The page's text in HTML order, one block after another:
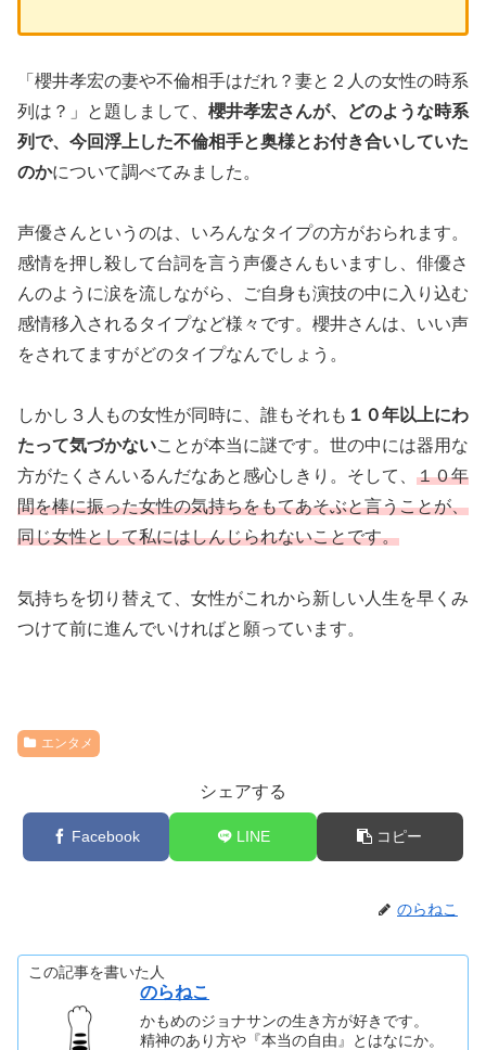
「櫻井孝宏の妻や不倫相手はだれ？妻と２人の女性の時系
列は？」と題しまして、 櫻井孝宏さんが、どのような時系
列で、今回浮上した不倫相手と奥様とお付き合いしていた
のかについて調べてみました。
声優さんというのは、いろんなタイプの方がおられます。
感情を押し殺して台詞を言う声優さんもいますし、俳優さ
んのように涙を流しながら、ご自身も演技の中に入り込む
感情移入されるタイプなど様々です。櫻井さんは、いい声
をされてますがどのタイプなんでしょう。
しかし３人もの女性が同時に、誰もそれも １０年以上にわ
たって気づかないことが本当に謎です。世の中には器用な
方がたくさんいるんだなあと感心しきり。そして、 １０年
間を棒に振った女性の気持ちをもてあそぶと言うことが、
同じ女性として私にはしんじられないことです。
気持ちを切り替えて、女性がこれから新しい人生を早くみ
つけて前に進んでいければと願っています。
エンタメ
シェアする
Facebook LINE コピー
のらねこ
この記事を書いた人
のらねこ
かもめのジョナサンの生き方が好きです。
精神のあり方や『本当の自由』とはなにか。